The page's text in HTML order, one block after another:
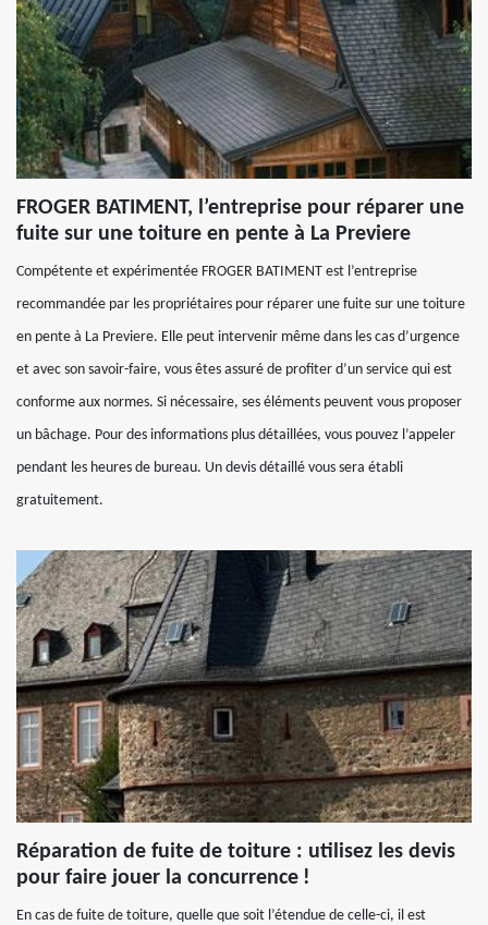
FROGER BATIMENT, l’entreprise pour réparer une
fuite sur une toiture en pente à La Previere
Compétente et expérimentée FROGER BATIMENT est l’entreprise
recommandée par les propriétaires pour réparer une fuite sur une toiture
en pente à La Previere. Elle peut intervenir même dans les cas d’urgence
et avec son savoir-faire, vous êtes assuré de profiter d’un service qui est
conforme aux normes. Si nécessaire, ses éléments peuvent vous proposer
un bâchage. Pour des informations plus détaillées, vous pouvez l’appeler
pendant les heures de bureau. Un devis détaillé vous sera établi
gratuitement.
Réparation de fuite de toiture : utilisez les devis
pour faire jouer la concurrence !
En cas de fuite de toiture, quelle que soit l’étendue de celle-ci, il est